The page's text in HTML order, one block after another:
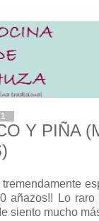
Y PIÑA
añazos!! Lo
siento mucho